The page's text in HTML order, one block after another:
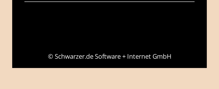
©Schwarzer.de Software + Internet GmbH